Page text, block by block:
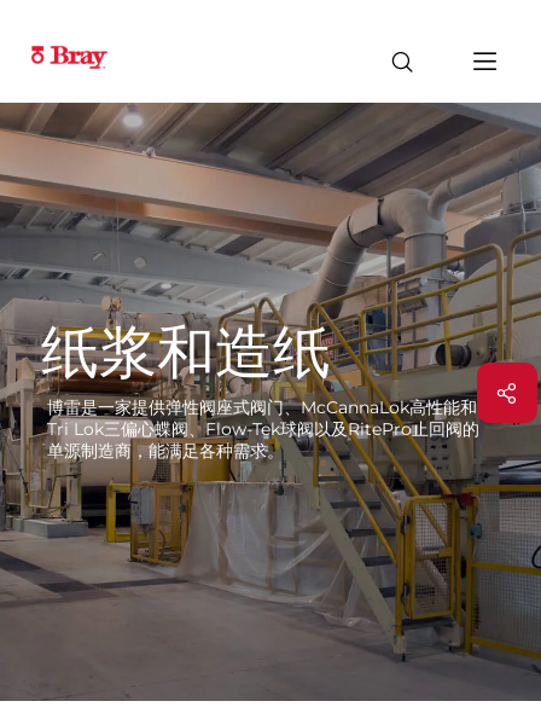
纸浆和造纸
博雷是一家提供弹性阀座式阀门、McCannaLok高性能和
Tri Lok三偏心蝶阀、Flow-Tek球阀以及RitePro止回阀的
单源制造商，能满足各种需求。